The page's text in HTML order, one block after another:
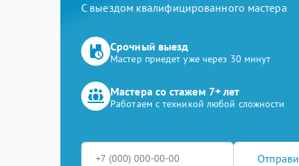
С выездом квалифицированного мастера
Срочный выезд
Мастер приедет уже через 30 минут
Мастера со стажем 7+ лет
Работаем с техникой любой сложности